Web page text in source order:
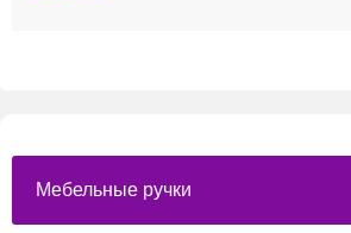
Мебельные ручки